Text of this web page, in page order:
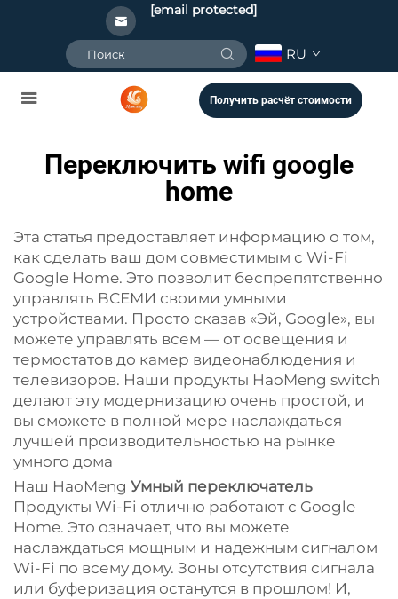
[email protected]
RU
Получить расчёт стоимости
Переключить wifi google
home
Эта статья предоставляет информацию о том,
как сделать ваш дом совместимым с Wi-Fi
Google Home. Это позволит беспрепятственно
управлять ВСЕМИ своими умными
устройствами. Просто сказав «Эй, Google», вы
можете управлять всем — от освещения и
термостатов до камер видеонаблюдения и
телевизоров. Наши продукты HaoMeng switch
делают эту модернизацию очень простой, и
вы сможете в полной мере наслаждаться
лучшей производительностью на рынке
умного дома
Наш HaoMeng Умный переключатель
Продукты Wi-Fi отлично работают с Google
Home. Это означает, что вы можете
наслаждаться мощным и надежным сигналом
Wi-Fi по всему дому. Зоны отсутствия сигнала
или буферизация останутся в прошлом! И,